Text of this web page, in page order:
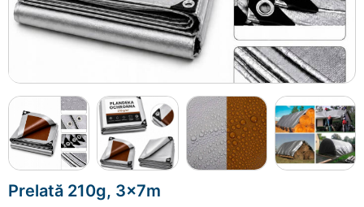
Prelată 210g, 3x7m
Ai adăugat în coș ×
Prelată 210g, 3x7m
59125
480.00 lei
Mai adaugă produse